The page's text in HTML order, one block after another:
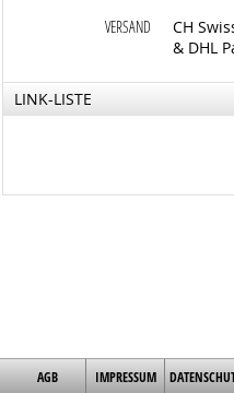
VERSAND
CH
& DHL
LINK-LISTE
AGB IMPRESSUM